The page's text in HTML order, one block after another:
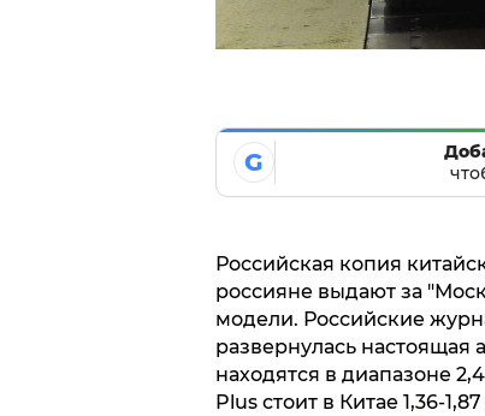
G
Российская копия
россияне выдают за
модели. Российские
развернулась
находятся в диапазоне
Plus стоит в Китае 1,36-